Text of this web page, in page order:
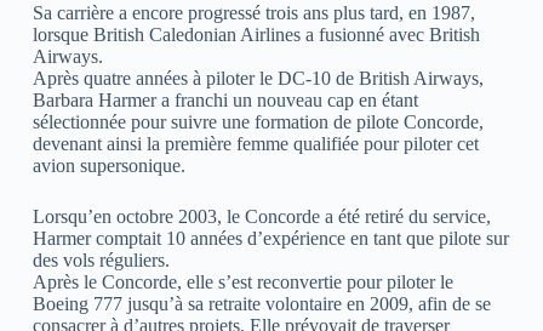
Sa carrière a encore progressé trois ans plus tard, en 1987,
lorsque British Caledonian Airlines a fusionné avec British
Airways.
Après quatre années à piloter le DC-10 de British Airways,
Barbara Harmer a franchi un nouveau cap en étant
sélectionnée pour suivre une formation de pilote Concorde,
devenant ainsi la première femme qualifiée pour piloter cet
avion supersonique.
Lorsqu’en octobre 2003, le Concorde a été retiré du service,
Harmer comptait 10 années d’expérience en tant que pilote sur
des vols réguliers.
Après le Concorde, elle s’est reconvertie pour piloter le
Boeing 777 jusqu’à sa retraite volontaire en 2009, afin de se
consacrer à d’autres projets. Elle prévoyait de traverser